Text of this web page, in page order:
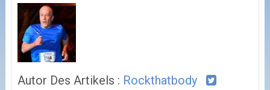
Autor Des Artikels : Rockthatbody